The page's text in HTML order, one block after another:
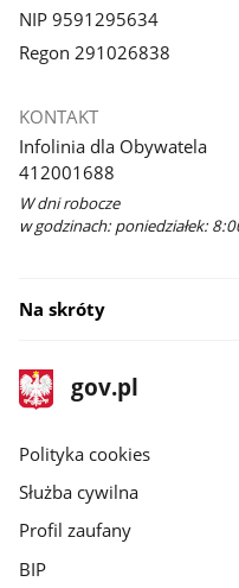
NIP 9591295634
Regon 291026838
KONTAKT
Infolinia dla Obywatela
412001688
W dni robocze
w godzinach: poniedziałek:
Na skróty
stopka
gov.pl
Strona
gov.pl
gov.pl
Polityka cookies
Służba cywilna
Profil zaufany
BIP